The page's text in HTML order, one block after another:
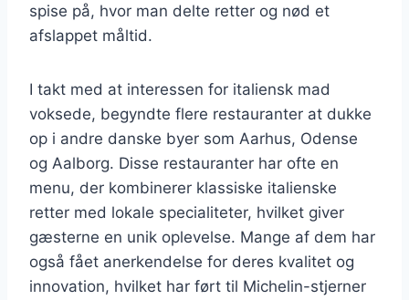
spise på, hvor man delte retter og nød et
afslappet måltid.
I takt med at interessen for italiensk mad
voksede, begyndte flere restauranter at dukke
op i andre danske byer som Aarhus, Odense
og Aalborg. Disse restauranter har ofte en
menu, der kombinerer klassiske italienske
retter med lokale specialiteter, hvilket giver
gæsterne en unik oplevelse. Mange af dem har
også fået anerkendelse for deres kvalitet og
innovation, hvilket har ført til Michelin-stjerner